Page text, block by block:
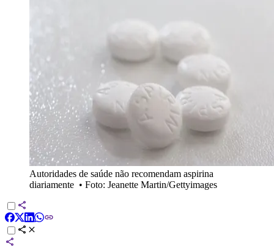
Autoridades de saúde não recomendam aspirina
diariamente • Foto: Jeanette Martin/Gettyimages